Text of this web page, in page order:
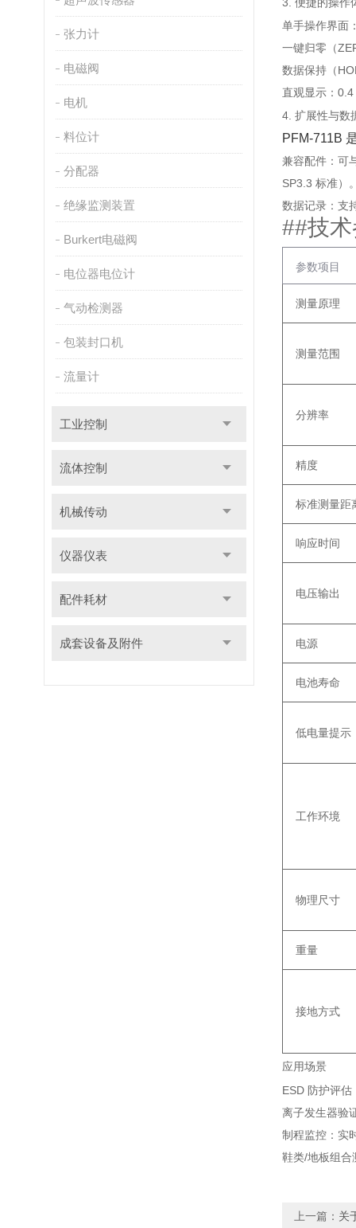
张力计
电磁阀
电机
料位计
分配器
绝缘监测装置
Burkert电磁阀
电位器电位计
气动检测器
包装封口机
流量计
工业控制
流体控制
机械传动
仪器仪表
配件耗材
成套设备及附件
单手操作界面
一键归零（
数据保持（
直观显示 ：
4. 扩展性与数
PFM-711B
兼容配件 ：可
SP3.3 标准）
数据记录 ：支
##技
参数项目
测量原理
测量范围
分辨率
精度
标准测量距
响应时间
电压输出
电源
电池寿命
低电量提示
工作环境
物理尺寸
重量
接地方式
应用场景
ESD 防护评估
离子发生器验
制程监控 ：实
鞋类/地板组合
上一篇： 关